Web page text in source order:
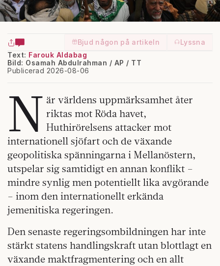
Bjud någon på artikeln
Lyssna
Text: Farouk Aldabag
Publicerad 2026-08-06
Bild: Osamah Abdulrahman / AP / TT
N är världens uppmärksamhet åter
riktas mot Röda havet,
Huthirörelsens attacker mot
internationell sjöfart och de växande
geopolitiska spänningarna i Mellanöstern,
utspelar sig samtidigt en annan konflikt –
mindre synlig men potentiellt lika avgörande
– inom den internationellt erkända
jemenitiska regeringen.
Den senaste regeringsombildningen har inte
stärkt statens handlingskraft utan blottlagt en
växande maktfragmentering och en allt